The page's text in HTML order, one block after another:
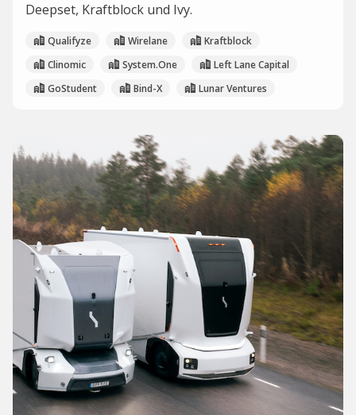
Deepset, Kraftblock und Ivy.
Qualifyze Wirelane
Kraftblock
Clinomic
System.One
Left Lane Capital
GoStudent
Bind-X Lunar Ventures